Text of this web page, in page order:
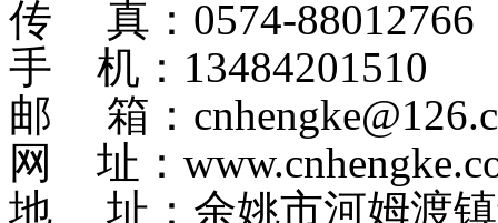
传 真：0574-88012766
手 机：13484201510
邮 箱：
网 址：
地 址：余姚市河姆渡镇